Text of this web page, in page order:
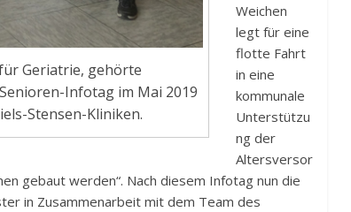
Geriatrie, gehörte
Infotag im Mai 2019
Stensen-Kliniken.
Weichen
legt für eine
flotte Fahrt
in eine
kommunale
Unterstützu
ng der
Altersversor
gebaut werden“. Nach diesem Infotag nun die
in Zusammenarbeit mit dem Team des